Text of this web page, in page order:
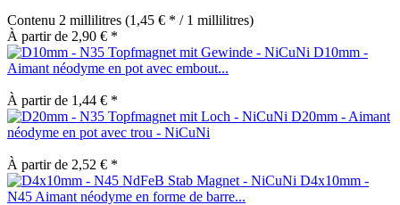
Contenu 2 millilitres (1,45 € * / 1 millilitres)
À partir de 2,90 € *
D10mm -
Aimant néodyme en pot avec embout...
À partir de 1,44 € *
D20mm - Aimant
néodyme en pot avec trou - NiCuNi
À partir de 2,52 € *
D4x10mm -
N45 Aimant néodyme en forme de barre...